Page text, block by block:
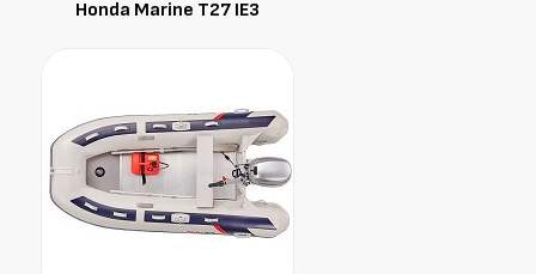
Honda Marine T27 IE3